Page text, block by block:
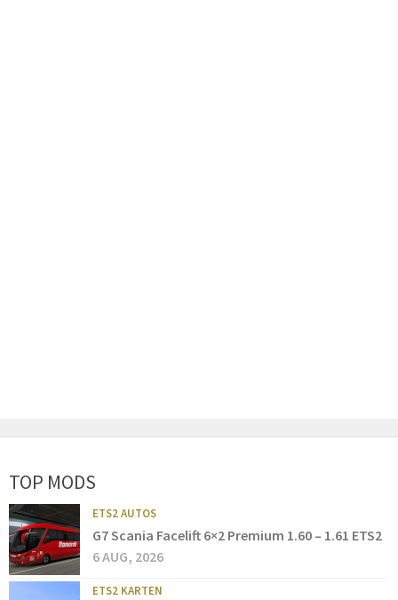
TOP MODS
ETS2 AUTOS
G7 Scania Facelift 6×2 Premium 1.60 – 1.61 ETS2
6 AUG, 2026
ETS2 KARTEN